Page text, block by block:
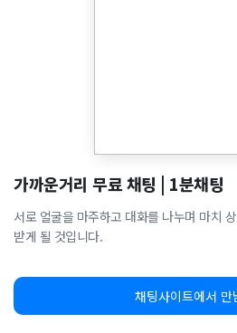
가까운거리 무료 채팅 | 1분채팅
서로 얼굴을 마주하고 대화를 나누며 마치
받게 될 것입니다.
채팅사이트에서 만